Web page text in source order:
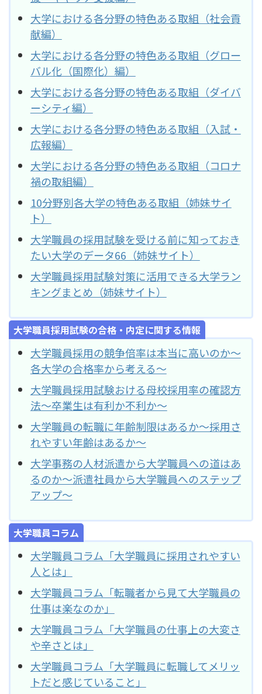
大学における各分野の特色ある取組（社会貢
献編）
大学における各分野の特色ある取組（グロー
バル化（国際化）編）
大学における各分野の特色ある取組（ダイバ
ーシティ編）
大学における各分野の特色ある取組（入試・
広報編）
大学における各分野の特色ある取組（コロナ
禍の取組編）
10分野別各大学の特色ある取組（姉妹サイ
ト）
大学職員の採用試験を受ける前に知っておき
たい大学のデータ66（姉妹サイト）
大学職員採用試験対策に活用できる大学ラン
キングまとめ（姉妹サイト）
大学職員採用試験の合格・内定に関する情報
大学職員採用の競争倍率は本当に高いのか～
各大学の合格率から考える～
大学職員採用試験おける母校採用率の確認方
法～卒業生は有利か不利か～
大学職員の転職に年齢制限はあるか～採用さ
れやすい年齢はあるか～
大学事務の人材派遣から大学職員への道はあ
るのか～派遣社員から大学職員へのステップ
アップ～
大学職員コラム
大学職員コラム「大学職員に採用されやすい
人とは」
大学職員コラム「転職者から見て大学職員の
仕事は楽なのか」
大学職員コラム「大学職員の仕事上の大変さ
や辛さとは」
大学職員コラム「大学職員に転職してメリッ
トだと感じていること」